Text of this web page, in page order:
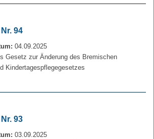
94
04.09.2025
Gesetz zur Änderung des Bremischen
Kindertagespflegegesetzes
93
03.09.2025